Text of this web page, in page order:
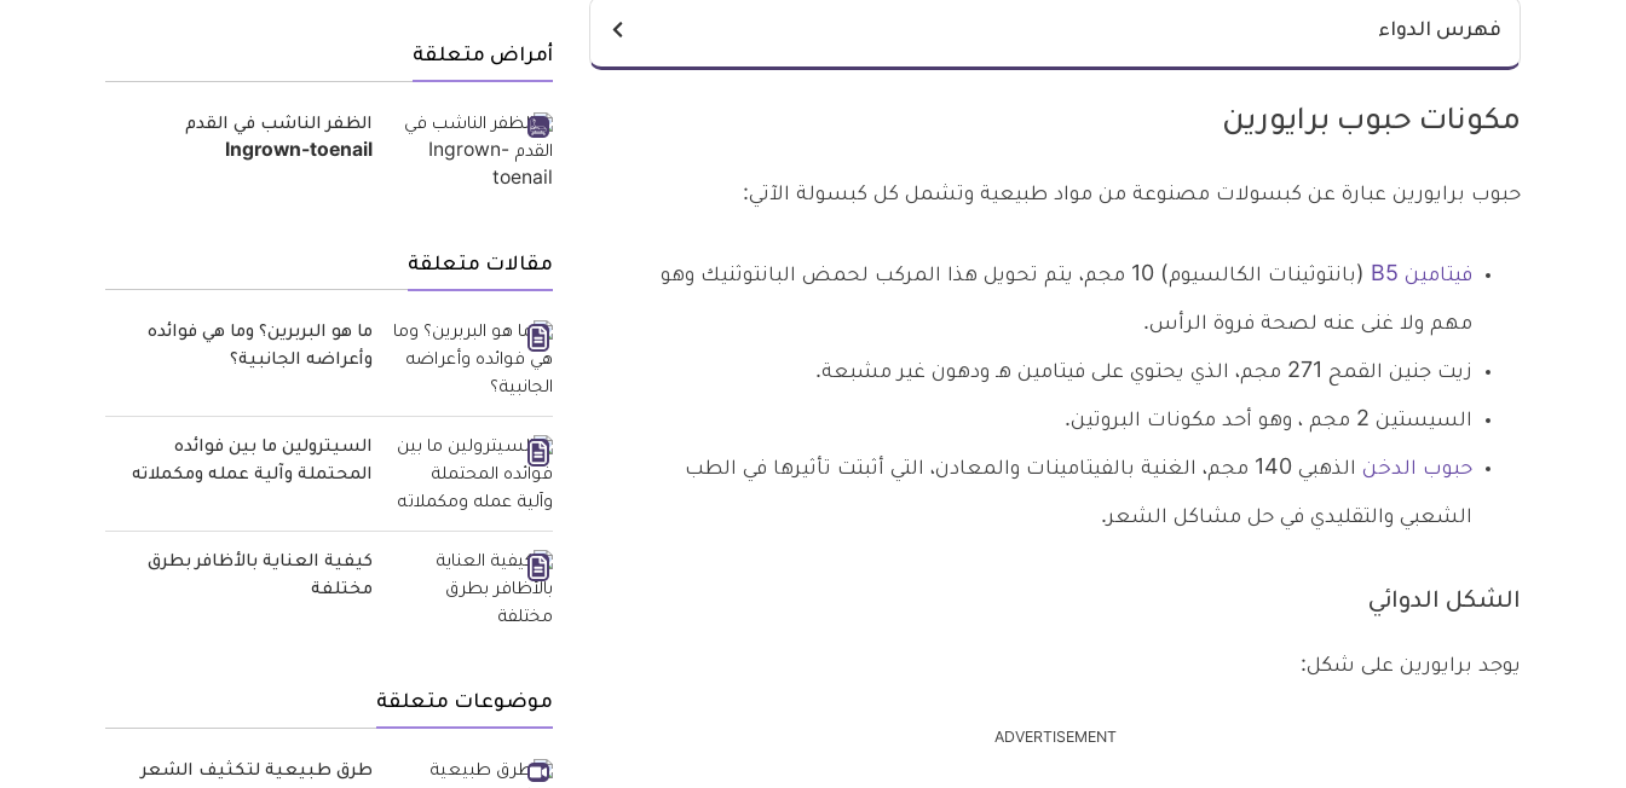
فهرس الدواء
مكونات حبوب برايورين
حبوب برايورين عبارة عن كبسولات مصنوعة من مواد طبيعية وتشمل كل كبسولة الآتي:
فيتامين B5 (بانتوثينات الكالسيوم) 10 مجم، يتم تحويل هذا المركب لحمض البانتوثنيك وهو
مهم ولا غنى عنه لصحة فروة الرأس.
زيت جنين القمح 271 مجم، الذي يحتوي على فيتامين هـ ودهون غير مشبعة.
السيستين 2 مجم ، وهو أحد مكونات البروتين.
حبوب الدخن الذهبي 140 مجم، الغنية بالفيتامينات والمعادن، التي أثبتت تأثيرها في الطب
الشعبي والتقليدي في حل مشاكل الشعر.
الشكل الدوائي
يوجد برايورين على شكل:
ADVERTISEMENT
أمراض متعلقة
الظفر الناشب في القدم
Ingrown-toenail
مقالات متعلقة
ما هو البربرين؟ وما هي فوائده
وأعراضه الجانبية؟
السيترولين ما بين فوائده
المحتملة وآلية عمله ومكملاته
كيفية العناية بالأظافر بطرق
مختلفة
موضوعات متعلقة
طرق طبيعية لتكثيف الشعر